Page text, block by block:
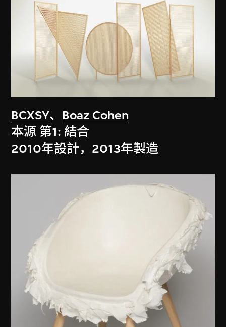
BCXSY、 Boaz Cohen
本源 第1: 結合
2010年設計，2013年製造